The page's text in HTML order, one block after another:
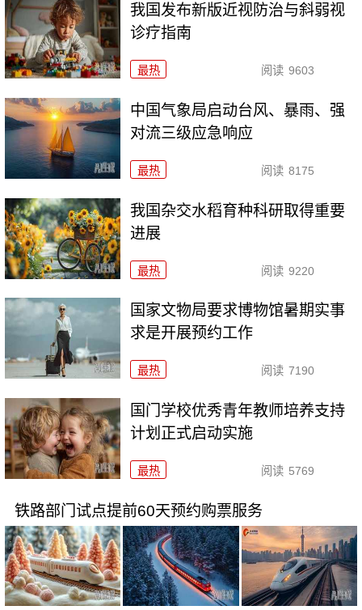
我国发布新版近视防治与斜弱视
诊疗指南
最热 阅读 9603
中国气象局启动台风、暴雨、强
对流三级应急响应
最热 阅读 8175
我国杂交水稻育种科研取得重要
进展
最热 阅读 9220
国家文物局要求博物馆暑期实事
求是开展预约工作
最热 阅读 7190
国门学校优秀青年教师培养支持
计划正式启动实施
最热 阅读 5769
铁路部门试点提前60天预约购票服务